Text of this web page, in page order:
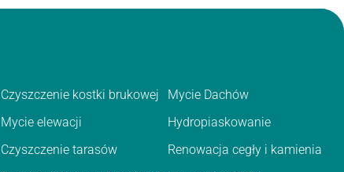
Czyszczenie kostki brukowej
Mycie Dachów
Mycie elewacji
Hydropiaskowanie
Czyszczenie tarasów
Renowacja cegły i kamienia